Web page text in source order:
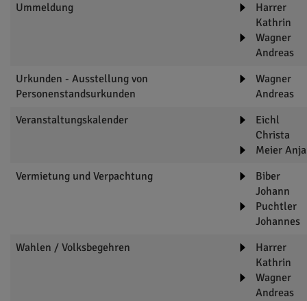
Ummeldung
Harrer
Kathrin
Wagner
Andreas
Urkunden - Ausstellung von
Personenstandsurkunden
Wagner
Andreas
Veranstaltungskalender
Eichl
Christa
Meier Anja
Vermietung und Verpachtung
Biber
Johann
Puchtler
Johannes
Wahlen / Volksbegehren
Harrer
Kathrin
Wagner
Andreas